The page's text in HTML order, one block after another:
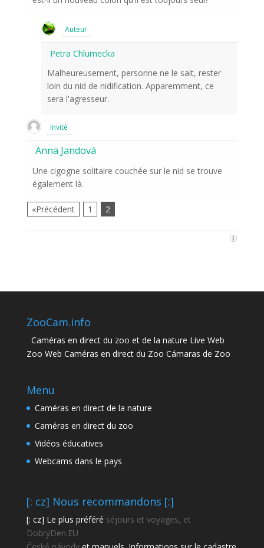
Auteur
Petra Chlumecka
Malheureusement, personne ne le sait, rester
loin du nid de nidification. Apparemment, ce
sera l'agresseur.
Invité
Anna Jandová
Une cigogne solitaire couchée sur le nid se trouve
également là.
«Précédent 1 2
ZooCam.info
Caméras en direct du zoo et de la nature Live Web
Zoo Web Caméras en direct du Zoo Cámaras de Zoo
Menu
Caméras en direct de la nature
Caméras en direct du zoo
Vidéos éducatives
Webcams dans le pays
[: cz] Nous recommandons [:]
[: cz] Le plus préféré séjours et voyages, et
DobrýDen.EU